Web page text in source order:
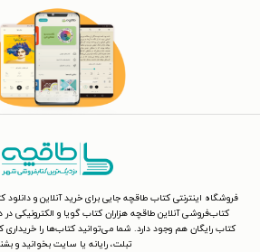
فروشگاه اینترنتی کتاب طاقچه جایی برای خرید آنلاین و
کتاب‌فروشی آنلاین طاقچه هزاران کتاب گویا و
کتاب رایگان هم وجود دارد. شما می‌توانید کتاب‌ها را خریداری
تبلت، رایانه یا سایت بخوانید و